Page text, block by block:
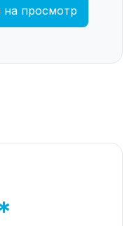
на просмотр